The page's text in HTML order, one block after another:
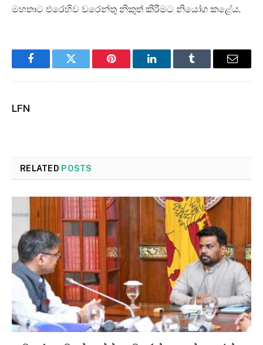
මහතාට එරෙහිව වරෙන්තු නිකුත් කිරීමට නියෝග කළේය.
FacebookTwitter Pinterest LinkedInTumblr Email
LFN
RELATED POSTS